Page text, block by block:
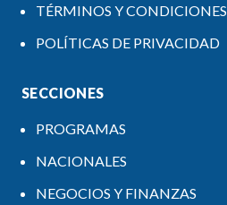
TÉRMINOS Y CONDICIONES
POLÍTICAS DE PRIVACIDAD
SECCIONES
PROGRAMAS
NACIONALES
NEGOCIOS Y FINANZAS